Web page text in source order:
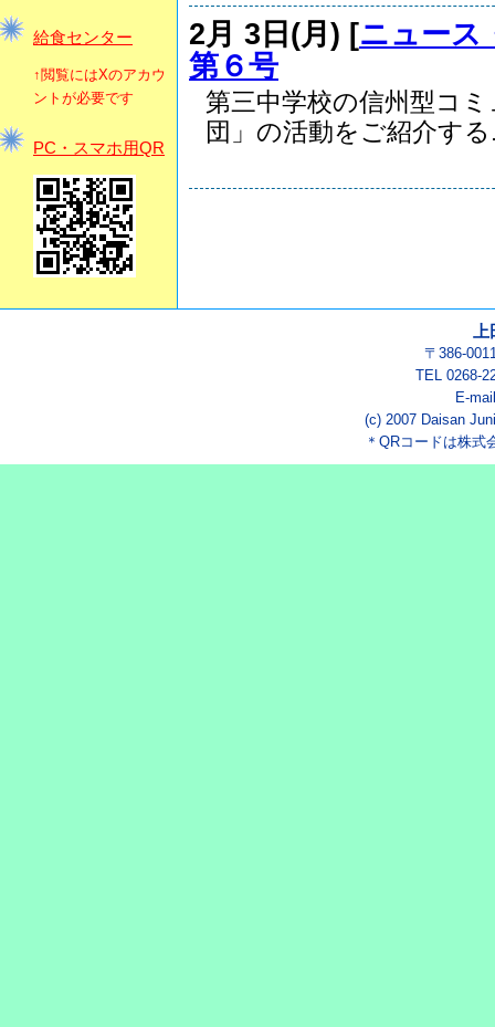
給食センター
↑閲覧にはXのアカウ
ントが必要です
PC・スマホ用QR
2月 3日(月) [ニュース
第６号
第三中学校の信州型コ
団」の活動をご紹介す
〒386-
TEL 0268-
E-
(c) 2007 Daisan
＊QRコードは株式